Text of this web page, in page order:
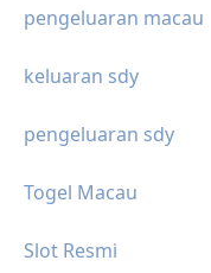
pengeluaran macau
keluaran sdy
pengeluaran sdy
Togel Macau
Slot Resmi